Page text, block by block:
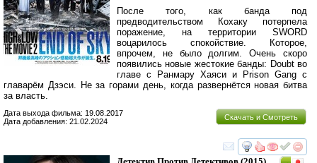
После того, как банда под
предводительством Кохаку потерпела
поражение, на территории SWORD
воцарилось спокойствие. Которое,
впрочем, не было долгим. Очень скоро
появились новые жестокие банды: Doubt во
главе с Ранмару Хаяси и Prison Gang с
главарём Дзэси. Не за горами день, когда развернётся новая битва
за власть.
Скачать и Смотреть
Дата выхода фильма: 19.08.2017
Дата добавления: 21.02.2024
смотреть